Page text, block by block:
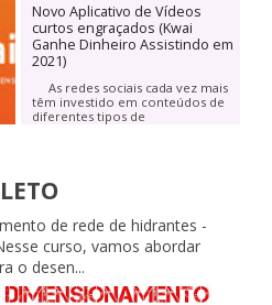
Novo Aplicativo de Vídeos
curtos engraçados (Kwai
Ganhe Dinheiro Assistindo em
2021)
As redes sociais cada vez mais
têm investido em conteúdos de
diferentes tipos de
entretenimento. Praticamente
de rede de hidrantes -
curso, vamos abordar
o desen...